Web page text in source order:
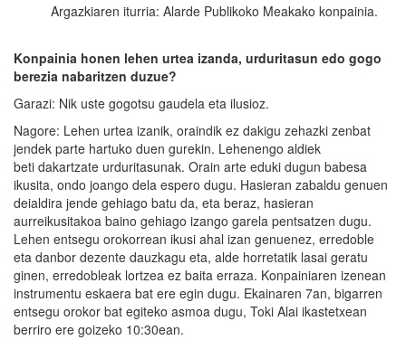
Argazkiaren iturria: Alarde Publikoko Meakako konpainia.
Konpainia honen lehen urtea izanda, urduritasun edo gogo
berezia nabaritzen duzue?
Garazi: Nik uste gogotsu gaudela eta ilusioz.
Nagore: Lehen urtea izanik, oraindik ez dakigu zehazki zenbat
jendek parte hartuko duen gurekin. Lehenengo aldiek
beti dakartzate urduritasunak. Orain arte eduki dugun babesa
ikusita, ondo joango dela espero dugu. Hasieran zabaldu genuen
deialdira jende gehiago batu da, eta beraz, hasieran
aurreikusitakoa baino gehiago izango garela pentsatzen dugu.
Lehen entsegu orokorrean ikusi ahal izan genuenez, erredoble
eta danbor dezente dauzkagu eta, alde horretatik lasai geratu
ginen, erredobleak lortzea ez baita erraza. Konpainiaren izenean
instrumentu eskaera bat ere egin dugu. Ekainaren 7an, bigarren
entsegu orokor bat egiteko asmoa dugu, Toki Alai ikastetxean
berriro ere goizeko 10:30ean.